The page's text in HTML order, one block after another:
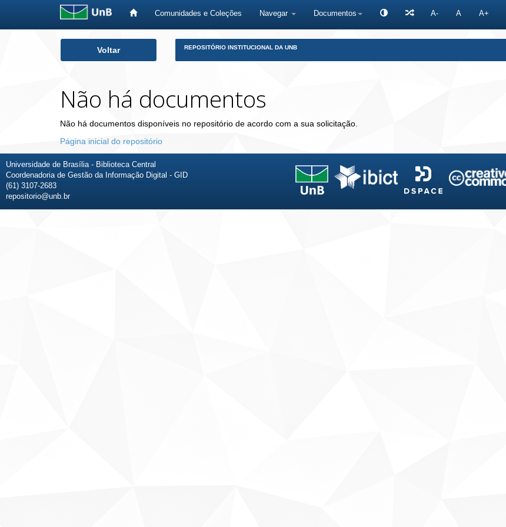
Comunidades e Coleções Navegar Documentos A- A A+
Voltar REPOSITÓRIO INSTITUCIONAL DA UNB
Não há documentos
Não há documentos disponíveis no repositório de acordo com a sua solicitação.
Página inicial do repositório
Universidade de Brasília - Biblioteca Central
Coordenadoria de Gestão da Informação Digital - GID
(61) 3107-2683
repositorio@unb.br